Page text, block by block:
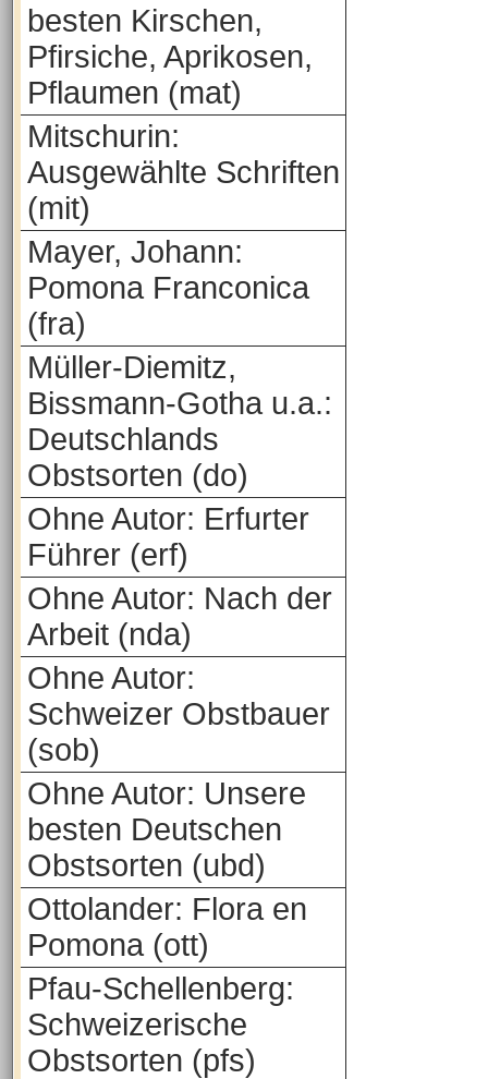
besten Kirschen,
Pfirsiche, Aprikosen,
Pflaumen (mat)
Mitschurin:
Ausgewählte Schriften
(mit)
Mayer, Johann:
Pomona Franconica
(fra)
Müller-Diemitz,
Bissmann-Gotha u.a.:
Deutschlands
Obstsorten (do)
Ohne Autor: Erfurter
Führer (erf)
Ohne Autor: Nach der
Arbeit (nda)
Ohne Autor:
Schweizer Obstbauer
(sob)
Ohne Autor: Unsere
besten Deutschen
Obstsorten (ubd)
Ottolander: Flora en
Pomona (ott)
Pfau-Schellenberg:
Schweizerische
Obstsorten (pfs)